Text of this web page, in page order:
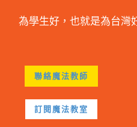
為學生好，也就是為台灣
聯絡魔法教師
訂閱魔法教室